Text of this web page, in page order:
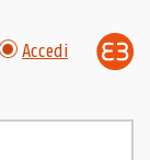
Accedi